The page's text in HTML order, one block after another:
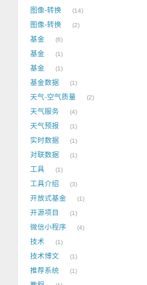
图像-转换 14
图像-转换 2
基金 6
基金 1
基金 1
基金数据 1
天气-空气质量 2
天气服务 4
天气预报 1
实时数据 1
对联数据 1
工具 1
工具介绍 3
开放式基金 1
开源项目 1
微信小程序 4
技术 1
技术博文 1
推荐系统 1